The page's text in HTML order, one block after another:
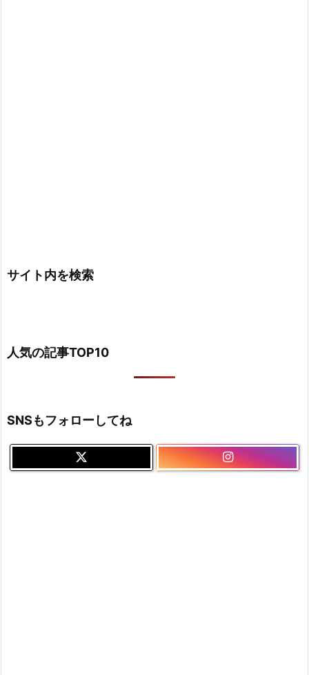
サイト内を検索
人気の記事TOP10
SNSもフォローしてね